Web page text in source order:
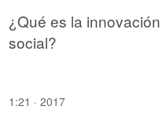
¿Qué es la innovación
social?
1:21 · 2017